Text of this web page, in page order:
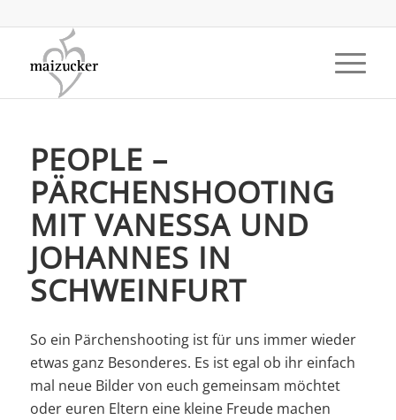
PEOPLE –
PÄRCHENSHOOTING
MIT VANESSA UND
JOHANNES IN
SCHWEINFURT
So ein Pärchenshooting ist für uns immer wieder
etwas ganz Besonderes. Es ist egal ob ihr einfach
mal neue Bilder von euch gemeinsam möchtet
oder euren Eltern eine kleine Freude machen